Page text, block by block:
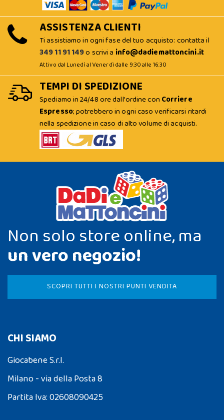
ASSISTENZA CLIENTI
Ti assistiamo in ogni fase del tuo acquisto: contatta il
349 11 91 149o scrivi a info@dadiemattoncini.it
Attivo dal Lunedì al Venerdì dalle 9:30 alle 16:30
TEMPI DI SPEDIZIONE
Spediamo in 24/48 ore dall'ordine con Corriere
Espresso; potrebbero in ogni caso verificarsi ritardi
nella spedizione in caso di alto volume di acquisti.
Non solo store online, ma
un vero negozio!
SCOPRI TUTTI I NOSTRI PUNTI VENDITA
CHI SIAMO
Giocabene S.r.l.
Milano - via della Posta 8
Partita Iva: 02608090425